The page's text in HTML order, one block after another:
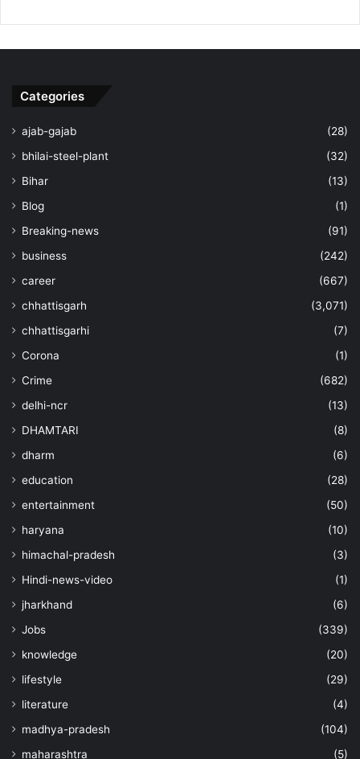
Categories
ajab-gajab
(28)
bhilai-steel-plant
(32)
Bihar
(13)
Blog
(1)
Breaking-news
(91)
business
(242)
career
(667)
chhattisgarh
(3,071)
chhattisgarhi
(7)
Corona
(1)
Crime
(682)
delhi-ncr
(13)
DHAMTARI
(8)
dharm
(6)
education
(28)
entertainment
(50)
haryana
(10)
himachal-pradesh
(3)
Hindi-news-video
(1)
jharkhand
(6)
Jobs
(339)
knowledge
(20)
lifestyle
(29)
literature
(4)
madhya-pradesh
(104)
maharashtra
(5)